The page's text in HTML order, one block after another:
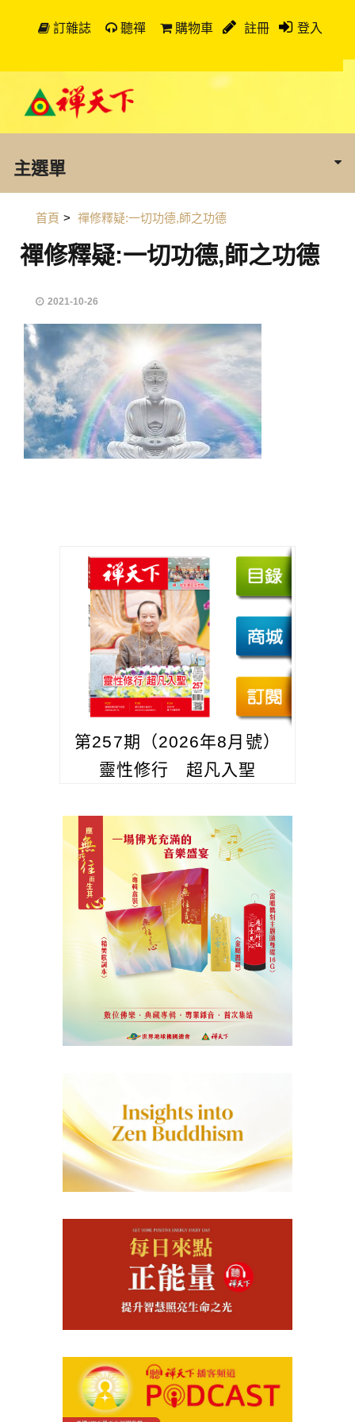
訂雜誌 聽禪 購物車 註冊 登入
主選單
首頁 > 禪修釋疑:一切功德,師之功德
禪修釋疑:一切功德,師之功德
2021-10-26
第257期（2026年8月號）
靈性修行 超凡入聖